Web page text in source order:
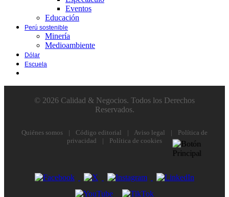
Eventos
Educación
Perú sostenible
Minería
Medioambiente
Dólar
Escuela
© 2026 Calidad & Negocios. Todos los Derechos
Reservados.
Quiénes somos | Código editorial | Aviso legal |
Política de
privacidad
| Política de cookies